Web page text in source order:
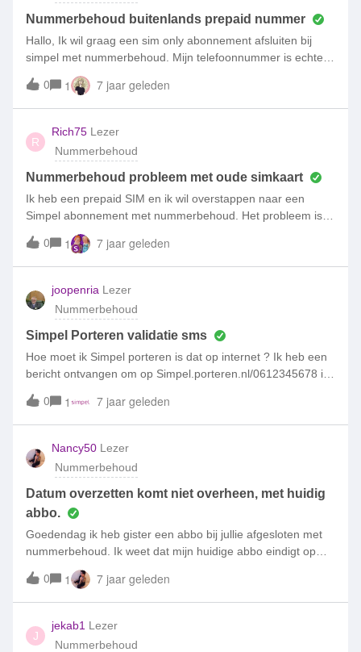
Nummerbehoud buitenlands prepaid nummer
Hallo, Ik wil graag een sim only abonnement afsluiten bij
simpel met nummerbehoud. Mijn telefoonnummer is echter
een buitenlands prepaid nummer (Zuid Afrika, Vodacom). Is
het mogelijk om dit nummer te behouden? Alvast bedankt,
Mvg. Ge.
0 1 7 jaar geleden
R
Rich75 Lezer
Nummerbehoud
Nummerbehoud probleem met oude simkaart
Ik heb een prepaid SIM en ik wil overstappen naar een
Simpel abonnement met nummerbehoud. Het probleem is
dat mijn oude SIM is beschadigd. Om de nummerbehoud
aanvraag in order to maken, Simpel wilt een SMS naar mij
sturen om mijn oude nummer te verifiëren, maar ik kan deze
niet ontvangen. Is er een andere mogelijkheid om de
nummerbehoud in order te maken?
0 1 7 jaar geleden
joopenria Lezer
Nummerbehoud
Simpel Porteren validatie sms
Hoe moet ik Simpel porteren is dat op internet ? Ik heb een
bericht ontvangen om op Simpel.porteren.nl/0612345678 in
pagina niet gevonden.
0 1 7 jaar geleden
Nancy50 Lezer
Nummerbehoud
Datum overzetten komt niet overheen, met huidig
abbo.
Goedendag ik heb gister een abbo bij jullie afgesloten met
nummerbehoud. Ik weet dat mijn huidige abbo eindigt op
21-3-2019 nu kreeg ik net een SMS dat ie bij jullie ingaat op
29-3-2019 Maar wat dan met die tussen liggende 8
dagen??? Dan ben ik dus niet bereikbaar? ???? Kan dat
niet op de zelfde dag dus de 21ste???? Als mijn huidige
abonnement afloopt? Mvg n.heere.
0 1 7 jaar geleden
J
jekab1 Lezer
Nummerbehoud